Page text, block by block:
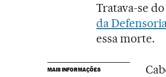
Tratava-se
da
essa morte.
MAIS INFORMAÇÕES